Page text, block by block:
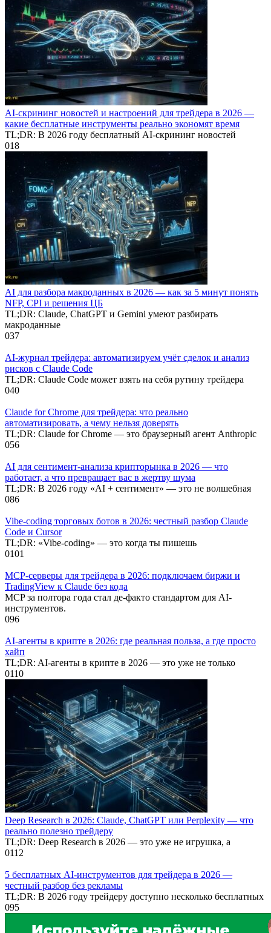
AI-скрининг новостей и настроений для трейдера в 2026 —
какие бесплатные инструменты реально экономят время
TL;DR: В 2026 году бесплатный AI-скрининг новостей
018
AI для разбора макроданных в 2026 — как за 5 минут понять
NFP, CPI и решения ЦБ
TL;DR: Claude, ChatGPT и Gemini умеют разбирать
макроданные
037
AI-журнал трейдера: автоматизируем учёт сделок и анализ
рисков с Claude Code
TL;DR: Claude Code может взять на себя рутину трейдера
040
Claude for Chrome для трейдера: что реально
автоматизировать, а чему нельзя доверять
TL;DR: Claude for Chrome — это браузерный агент Anthropic
056
AI для сентимент-анализа крипторынка в 2026 — что
работает, а что превращает вас в жертву шума
TL;DR: В 2026 году «AI + сентимент» — это не волшебная
086
Vibe-coding торговых ботов в 2026: честный разбор Claude
Code и Cursor
TL;DR: «Vibe-coding» — это когда ты пишешь
0101
MCP-серверы для трейдера в 2026: подключаем биржи и
TradingView к Claude без кода
MCP за полтора года стал де-факто стандартом для AI-
инструментов.
096
AI-агенты в крипте в 2026: где реальная польза, а где просто
хайп
TL;DR: AI-агенты в крипте в 2026 — это уже не только
0110
Deep Research в 2026: Claude, ChatGPT или Perplexity — что
реально полезно трейдеру
TL;DR: Deep Research в 2026 — это уже не игрушка, а
0112
5 бесплатных AI-инструментов для трейдера в 2026 —
честный разбор без рекламы
TL;DR: В 2026 году трейдеру доступно несколько бесплатных
095